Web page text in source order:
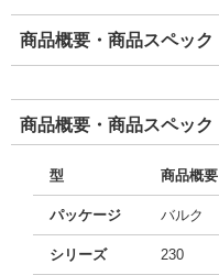
商品概要・商品スペック
商品概要・商品スペック
型 商品概要
パッケージ バルク
シリーズ 230